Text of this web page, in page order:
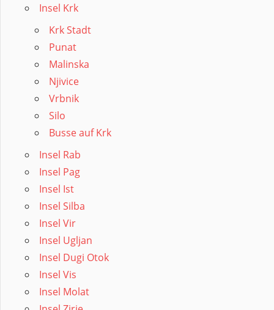
Insel Krk
Krk Stadt
Punat
Malinska
Njivice
Vrbnik
Silo
Busse auf Krk
Insel Rab
Insel Pag
Insel Ist
Insel Silba
Insel Vir
Insel Ugljan
Insel Dugi Otok
Insel Vis
Insel Molat